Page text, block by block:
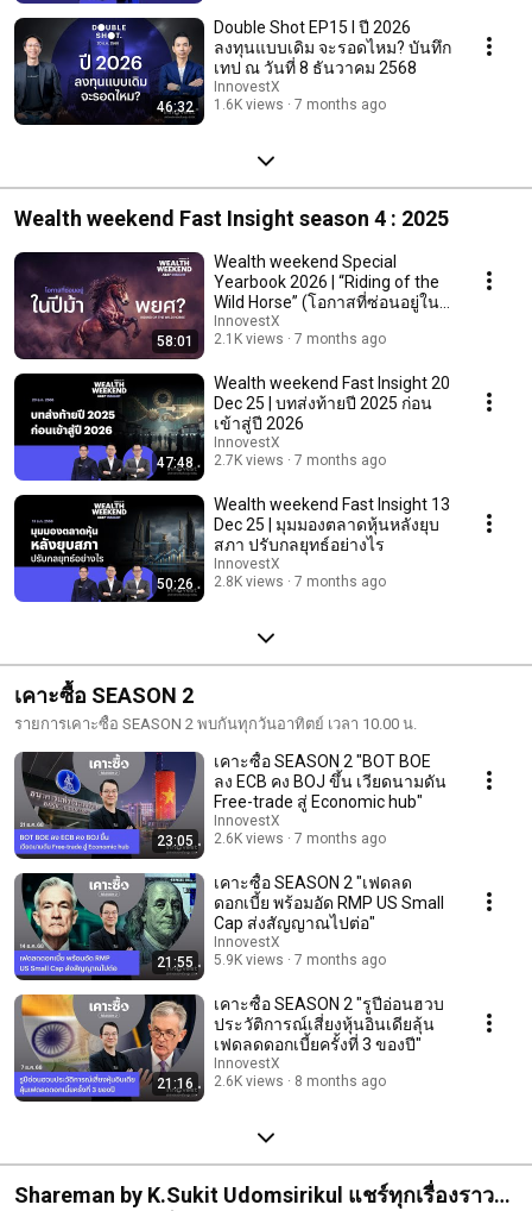
46:32
Double Shot EP15 l ปี 2026
ลงทุนแบบเดิม จะรอดไหม? บันทึก
เทป ณ วันที่ 8 ธันวาคม 2568
InnovestX
1.6K views
7 months ago
Wealth weekend Fast Insight season 4 : 2025
58:01
Wealth weekend Special
Yearbook 2026 | “Riding of the
Wild Horse” (โอกาสที่ซ่อนอยู่ในปี
ม้าพยศ?)
InnovestX
2.1K views
7 months ago
47:48
Wealth weekend Fast Insight 20
Dec 25 | บทส่งท้ายปี 2025 ก่อน
เข้าสู่ปี 2026
InnovestX
2.7K views
7 months ago
50:26
Wealth weekend Fast Insight 13
Dec 25 | มุมมองตลาดหุ้นหลังยุบ
สภา ปรับกลยุทธ์อย่างไร
InnovestX
2.8K views
7 months ago
เคาะซื้อ SEASON 2
รายการเคาะซื้อ SEASON 2 พบกันทุกวันอาทิตย์ เวลา 10.00 น.
23:05
เคาะซื้อ SEASON 2 "BOT BOE
ลง ECB คง BOJ ขึ้น เวียดนามดัน
Free-trade สู่ Economic hub"
InnovestX
2.6K views
7 months ago
21:55
เคาะซื้อ SEASON 2 "เฟดลด
ดอกเบี้ย พร้อมอัด RMP US Small
Cap ส่งสัญญาณไปต่อ"
InnovestX
5.9K views
7 months ago
21:16
เคาะซื้อ SEASON 2 "รูปีอ่อนฮวบ
ประวัติการณ์เสี่ยงหุ้นอินเดียลุ้น
เฟดลดดอกเบี้ยครั้งที่ 3 ของปี"
InnovestX
2.6K views
8 months ago
Shareman by K.Sukit Udomsirikul แชร์ทุกเรื่องราวที่